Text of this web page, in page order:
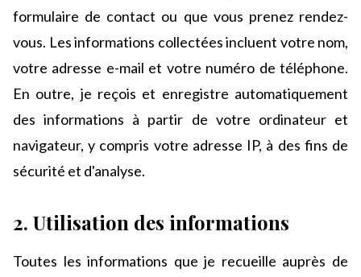
formulaire de contact ou que vous prenez rendez-
vous. Les informations collectées incluent votre nom,
votre adresse e-mail et votre numéro de téléphone.
En outre, je reçois et enregistre automatiquement
des informations à partir de votre ordinateur et
navigateur, y compris votre adresse IP, à des fins de
sécurité et d'analyse.
2. Utilisation des informations
Toutes les informations que je recueille auprès de